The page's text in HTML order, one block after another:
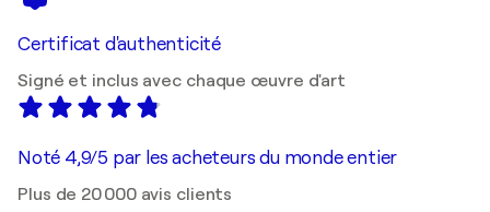
Certificat d'authenticité
Signé et inclus avec chaque œuvre d'art
Noté 4,9/5 par les acheteurs du monde entier
Plus de 20 000 avis clients